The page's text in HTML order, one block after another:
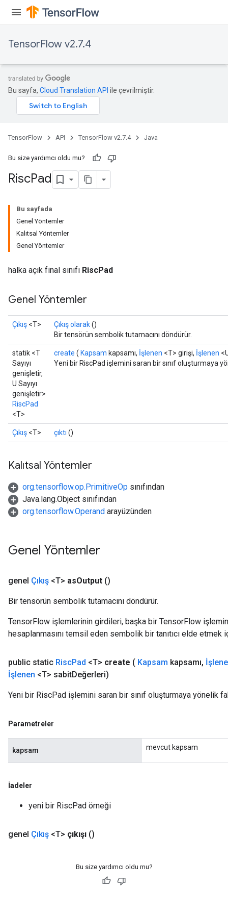
TensorFlow v2.7.4
Bu sayfa, Cloud Translation API ile çevrilmiştir.
TensorFlow API TensorFlow v2.7.4 Java
Bu size yardımcı oldu mu?
RiscPad
Bu sayfada
Genel Yöntemler
Kalıtsal Yöntemler
Genel Yöntemler
halka açık final sınıfı RiscPad
Genel Yöntemler
Çıkış <T> Çıkış olarak()
Bir tensörün sembolik tutamacını döndürür.
statik <T
Sayıyı
genişletir,
U Sayıyı
genişletir>
RiscPad
<T>
create ( Kapsam kapsamı, İşlenen <T> girişi, İşlenen
Yeni bir RiscPad işlemini saran bir sınıf oluşturmaya
Çıkış <T> çıktı ()
Kalıtsal Yöntemler
org.tensorflow.op.PrimitiveOp sınıfından
Java.lang.Object sınıfından
org.tensorflow.Operand arayüzünden
Genel Yöntemler
genel Çıkış <T> asOutput ()
Bir tensörün sembolik tutamacını döndürür.
TensorFlow işlemlerinin girdileri, başka bir TensorFlow
hesaplanmasını temsil eden sembolik bir tanıtıcı elde etmek
public static RiscPad <T> create ( Kapsam kapsamı,
İşlenen <T> sabitDeğerleri)
Yeni bir RiscPad işlemini saran bir sınıf oluşturmaya yönelik
Parametreler
kapsam mevcut kapsam
İadeler
yeni bir RiscPad örneği
genel Çıkış <T> çıkışı ()
Bu size yardımcı oldu mu?